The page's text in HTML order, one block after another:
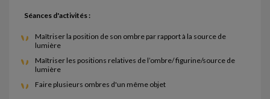
Séances d'activités :
Maîtriser la position de son ombre par rapport à la source de
lumière
Maîtriser les positions relatives de l’ombre/ figurine/source de
lumière
Faire plusieurs ombres d'un même objet